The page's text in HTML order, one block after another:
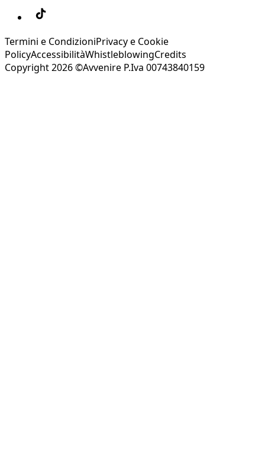
Termini e CondizioniPrivacy e Cookie
PolicyAccessibilitàWhistleblowingCredits
Copyright 2026 ©Avvenire P.Iva 00743840159